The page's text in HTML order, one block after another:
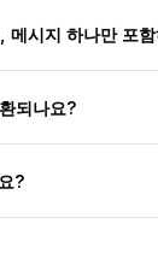
메시지 하나만 포
되나요?
?